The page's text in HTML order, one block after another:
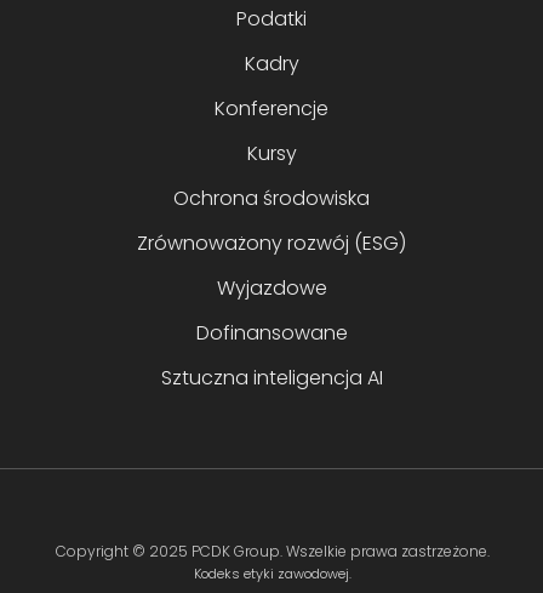
Podatki
Kadry
Konferencje
Kursy
Ochrona środowiska
Zrównoważony rozwój (ESG)
Wyjazdowe
Dofinansowane
Sztuczna inteligencja AI
Copyright © 2025 PCDK Group. Wszelkie prawa zastrzeżone.
Kodeks etyki zawodowej.